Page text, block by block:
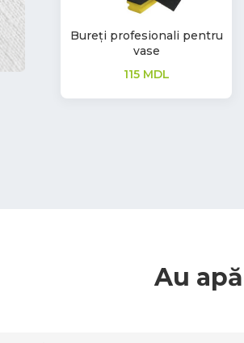
Bureți profesionali pentru
vase
115 MDL
Au